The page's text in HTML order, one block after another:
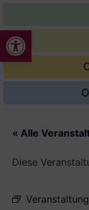
Werkzeugleiste öffnen
« Alle
Diese